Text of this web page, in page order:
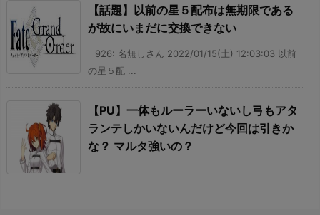
【話題】以前の星５配布は無期限である
が故にいまだに交換できない
926: 名無しさん 2022/01/15(土) 12:03:03 以前
の星５配 ...
【PU】一体もルーラーいないし弓もアタ
ランテしかいないんだけど今回は引きか
な？ マルタ強いの？